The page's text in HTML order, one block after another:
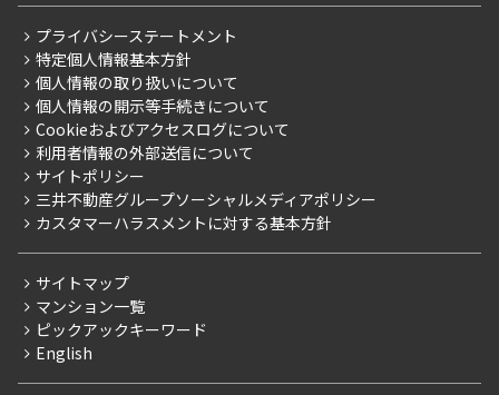
お部屋を再検索
こだわりから探す
こだわり一覧
プレミアムマンション
新築
当社限定（港区・渋谷区）
当社限定（港区・渋谷区以外）
三井不動産企画
賃料改定
フリーレント
ペット可
ご入居・提携サービス
お部屋探しからご契約まで
よくあるご質問
社宅紹介
【仲介会社様向け】当社仲介事業部取り扱い物件入居申込
会社情報
事業案内
採用情報
ニュースリリース
お問い合わせ
プライバシーステートメント
特定個人情報基本方針
個人情報の取り扱いについて
個人情報の開示等手続きについて
Cookieおよびアクセスログについて
利用者情報の外部送信について
サイトポリシー
三井不動産グループソーシャルメディアポリシー
カスタマーハラスメントに対する基本方針
サイトマップ
マンション一覧
ピックアックキーワード
English